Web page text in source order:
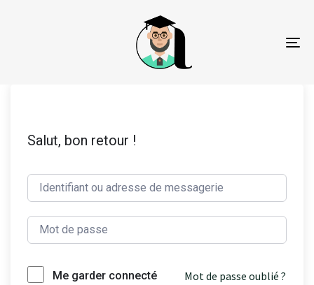
Salut, bon retour !
Me garder connecté Mot de passe oublié ?